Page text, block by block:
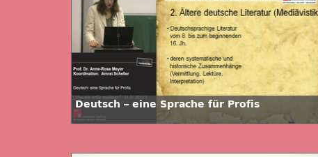
Deutsch – eine Sprache für Profis